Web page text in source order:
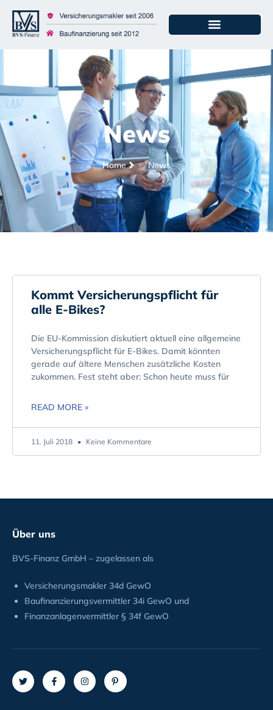
News
Home News
Kommt Versicherungspflicht für
alle E-Bikes?
Die EU-Kommission diskutiert aktuell eine allgemeine
Versicherungspflicht für E-Bikes. Damit könnten
gerade auf ältere Menschen zusätzliche Kosten
zukommen. Fest steht aber: Schon heute muss für
READ MORE »
11. Juli 2018 Keine Kommentare
Über uns
BVS-Finanz GmbH – zugelassen als
Versicherungsmakler 34d GewO
Baufinanzierungsvermittler 34i GewO und
Finanzanlagenvermittler § 34f GewO